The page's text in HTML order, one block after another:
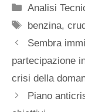
Categorie
Analisi
Tag
benzina,
Sembra
partecipazione
crisi della
Piano